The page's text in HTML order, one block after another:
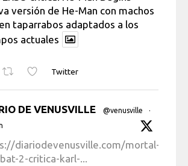
versión de He-Man con machos
taparrabos adaptados a los
actuales
Twitter
DE VENUSVILLE @venusville
·
diariodevenusville.com/mortal-
2-critica-karl-...